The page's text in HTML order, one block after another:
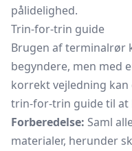
pålidelighed.
Trin-for-trin guide
Brugen af terminalrør
begyndere, men med
korrekt vejledning
trin-for-trin guide til
Forberedelse: Saml
materialer, herunder